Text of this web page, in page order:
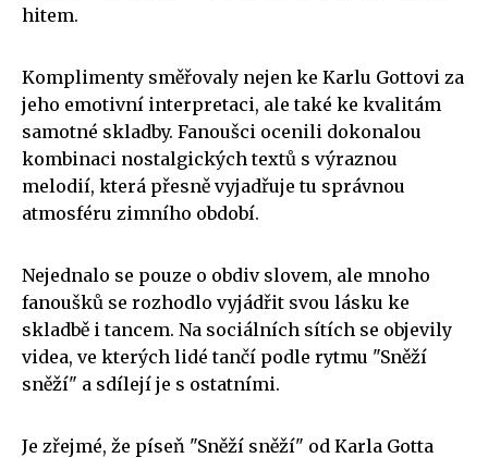
hitem.
Komplimenty směřovaly nejen ke Karlu Gottovi za
jeho emotivní interpretaci, ale také ke kvalitám
samotné skladby. Fanoušci ocenili dokonalou
kombinaci nostalgických textů s výraznou
melodií, která přesně vyjadřuje tu správnou
atmosféru zimního období.
Nejednalo se pouze o obdiv slovem, ale mnoho
fanoušků se rozhodlo vyjádřit svou lásku ke
skladbě i tancem. Na sociálních sítích se objevily
videa, ve kterých lidé tančí podle rytmu "Sněží
sněží" a sdílejí je s ostatními.
Je zřejmé, že píseň "Sněží sněží" od Karla Gotta